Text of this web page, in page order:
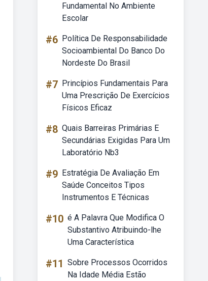
Fundamental No Ambiente
Escolar
#6 Política De Responsabilidade
Socioambiental Do Banco Do
Nordeste Do Brasil
#7 Princípios Fundamentais Para
Uma Prescrição De Exercícios
Físicos Eficaz
#8 Quais Barreiras Primárias E
Secundárias Exigidas Para Um
Laboratório Nb3
#9 Estratégia De Avaliação Em
Saúde Conceitos Tipos
Instrumentos E Técnicas
#10 é A Palavra Que Modifica O
Substantivo Atribuindo-lhe
Uma Característica
#11 Sobre Processos Ocorridos
Na Idade Média Estão